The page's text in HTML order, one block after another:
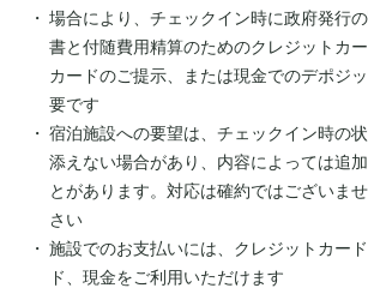
場合により、チェックイン時に政府発行
書と付随費用精算のためのクレジット
カードのご提示、または現金でのデポジ
要です
宿泊施設への要望は、チェックイン時の
添えない場合があり、内容によっては追
とがあります。対応は確約ではございま
さい
施設でのお支払いには、クレジットカー
ド、現金をご利用いただけます